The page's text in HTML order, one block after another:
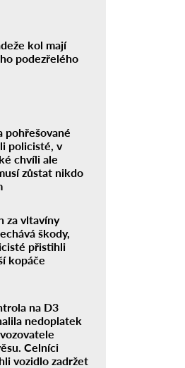
kol mají
podezřelého
pohřešované
policisté, v
chvíli ale
zůstat nikdo
za vltavíny
škody,
přistihli
kopáče
na D3
nedoplatek
Celníci
vozidlo zadržet